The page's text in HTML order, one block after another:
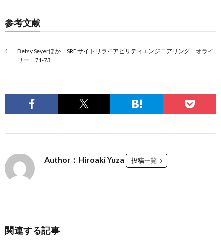
参考文献
Betsy Seyerほか SRE サイトリライアビリティエンジニアリング オライ
リー 71-73
Author：Hiroaki Yuza 投稿一覧
関連する記事